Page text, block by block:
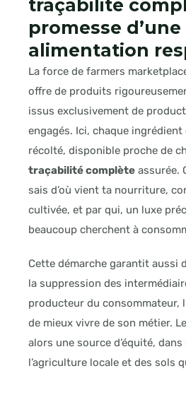
traçabilité
promesse d’une
alimentation
La force de farmers
offre de produits
issus exclusivement de
engagés. Ici, chaque
récolté, disponible proche de
traçabilité complète assurée.
sais d’où vient ta nourriture,
cultivée, et par qui, un luxe
beaucoup cherchent à
Cette démarche garantit aussi
la suppression des
producteur du consommateur,
de mieux vivre de son métier.
alors une source d’équité,
l’agriculture locale et des sols